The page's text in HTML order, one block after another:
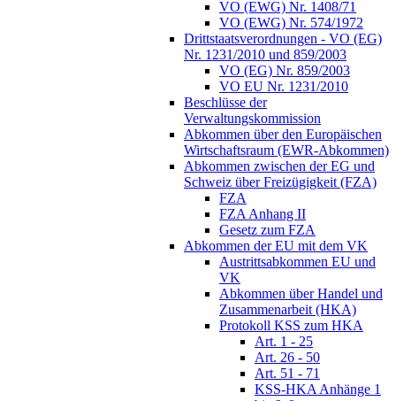
VO (EWG) Nr. 1408/71
VO (EWG) Nr. 574/1972
Drittstaatsverordnungen - VO (EG)
Nr. 1231/2010 und 859/2003
VO (EG) Nr. 859/2003
VO EU Nr. 1231/2010
Beschlüsse der
Verwaltungskommission
Abkommen über den Europäischen
Wirtschaftsraum (EWR-Abkommen)
Abkommen zwischen der EG und
Schweiz über Freizügigkeit (FZA)
FZA
FZA Anhang II
Gesetz zum FZA
Abkommen der EU mit dem VK
Austrittsabkommen EU und
VK
Abkommen über Handel und
Zusammenarbeit (HKA)
Protokoll KSS zum HKA
Art. 1 - 25
Art. 26 - 50
Art. 51 - 71
KSS-HKA Anhänge 1